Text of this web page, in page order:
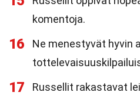
komentoja.
16
Ne menestyvät hyvin
17
Russellit rakastavat